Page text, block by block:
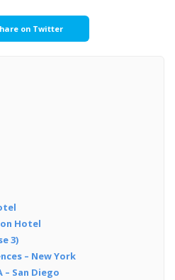
on Twitter
Hotel
3)
– New York
– San Diego